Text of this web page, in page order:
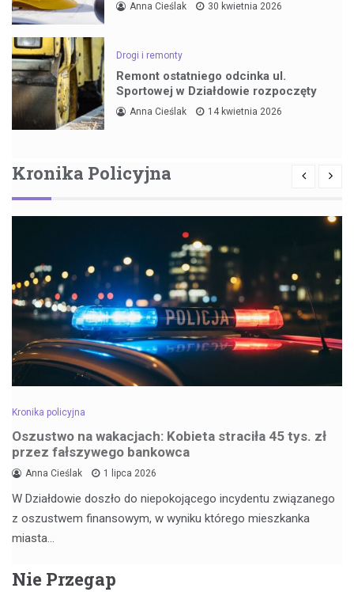
Anna Cieślak 30 kwietnia 2026
Drogi i remonty
Remont ostatniego odcinka ul.
Sportowej w Działdowie rozpoczęty
Anna Cieślak 14 kwietnia 2026
Kronika Policyjna
Kronika policyjna
Oszustwo na wakacjach: Kobieta straciła 45 tys. zł
przez fałszywego bankowca
Anna Cieślak 1 lipca 2026
W Działdowie doszło do niepokojącego incydentu związanego
z oszustwem finansowym, w wyniku którego mieszkanka
miasta…
Nie Przegap